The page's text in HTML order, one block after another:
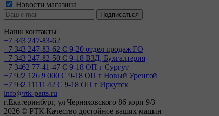
Новости магазина
Наши контакты
+7 343 247-83-62
+7 343 247-83-62 С 9-20 отдел продаж ГО
+7 343 247-82-50 С 9-18 ВЗД, Бухгалтерия
+7 3462 77-41-47 С 9-18 ОП г Сургут
+7 922 126 9 000 С 9-18 ОП г Новый Уренгой
+7 932 11111 42 С 9-18 ОП г Иркутск
info@rtk-parts.ru
г.Екатеринбург, ул Черняховского 86 корп 9/3
2026 © РТК-Качество достойное ваших машин